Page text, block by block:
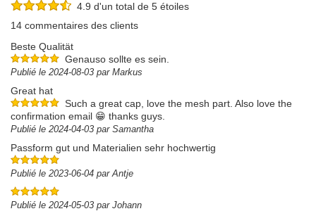
4.9 d'un total de 5 étoiles
14 commentaires des clients
Beste Qualität
Genauso sollte es sein.
Publié le 2024-08-03 par Markus
Great hat
Such a great cap, love the mesh part. Also love the
confirmation email 😁 thanks guys.
Publié le 2024-04-03 par Samantha
Passform gut und Materialien sehr hochwertig
Publié le 2023-06-04 par Antje
Publié le 2024-05-03 par Johann